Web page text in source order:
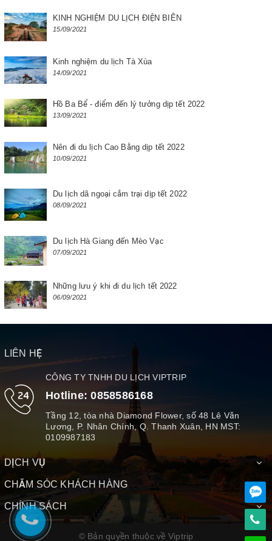
KINH NGHIỆM DU LỊCH ĐIỆN BIÊN
15/09/2021
Kinh nghiệm du lịch Tà Xùa
14/09/2021
Hồ Ba Bể - điểm đến lý tưởng dịp tết 2022
13/09/2021
Nên đi du lịch Cao Bằng dịp tết 2022
10/09/2021
Du lịch dã ngoại cắm trại dịp tết 2022
08/09/2021
Du lịch Hà Giang đến Mèo Vạc
07/09/2021
Những lưu ý khi đi du lịch tết 2022
06/09/2021
LIÊN HỆ
CÔNG TY TNHH DU LỊCH VIPTRIP
Hotline:0858586168
Tầng 12, tòa nhà Diamond Flower, số 48 Lê Văn
Lương, P. Nhân Chính, Q. Thanh Xuân, HN MST:
0109987183
DỊCH VỤ
CHĂM SÓC KHÁCH HÀNG
CHÍNH SÁCH
© Bản quyền thuộc về Viptrip